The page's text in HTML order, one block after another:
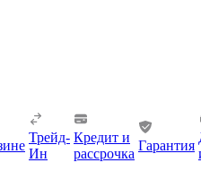
Трейд-
Ин
Кредит и
рассрочка
Гарантия